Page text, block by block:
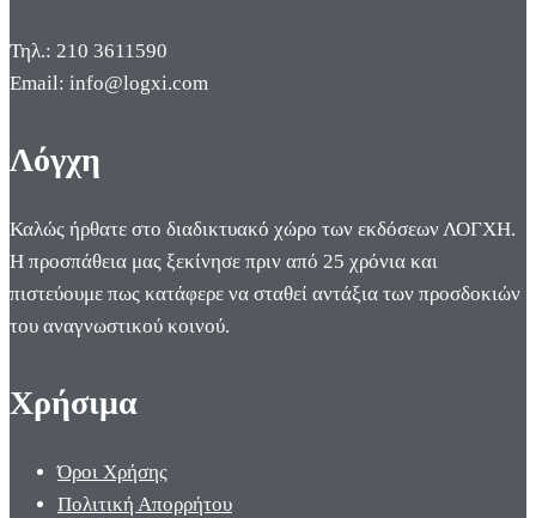
Τηλ.: 210 3611590
Email: info@logxi.com
Λόγχη
Καλώς ήρθατε στο διαδικτυακό χώρο των εκδόσεων ΛΟΓΧΗ.
Η προσπάθεια μας ξεκίνησε πριν από 25 χρόνια και
πιστεύουμε πως κατάφερε να σταθεί αντάξια των προσδοκιών
του αναγνωστικού κοινού.
Χρήσιμα
Όροι Χρήσης
Πολιτική Απορρήτου